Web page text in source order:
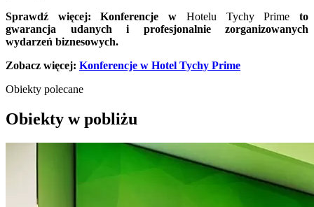
Sprawdź więcej: Konferencje w Hotelu Tychy Prime to
gwarancja udanych i profesjonalnie zorganizowanych
wydarzeń biznesowych.
Zobacz więcej: Konferencje w Hotel Tychy Prime
Obiekty polecane
Obiekty w pobliżu